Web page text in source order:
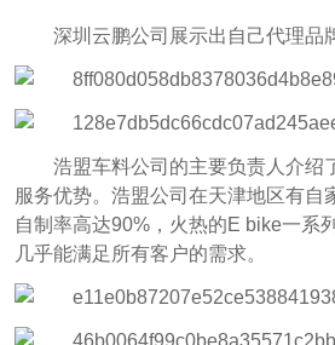
深圳云鹏公司展示出自己代理品
浩盟车料公司的主要负责人介绍
服务优势。浩盟公司在天津地区有自
自制率高达90%，火热的E bike一系
几乎能满足所有客户的需求。